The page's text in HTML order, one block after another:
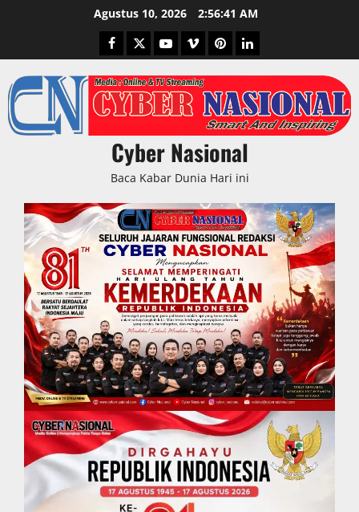
Agustus 10, 2026 2:56:42 AM
Facebook
TwitterYoutubeVimeoPinterestLinkedIn
Cyber Nasional
Baca Kabar Dunia Hari ini